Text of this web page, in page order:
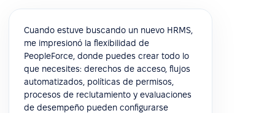
Cuando estuve buscando un nuevo HRMS,
me impresionó la flexibilidad de
PeopleForce, donde puedes crear todo lo
que necesites: derechos de acceso, flujos
automatizados, políticas de permisos,
procesos de reclutamiento y evaluaciones
de desempeño pueden configurarse